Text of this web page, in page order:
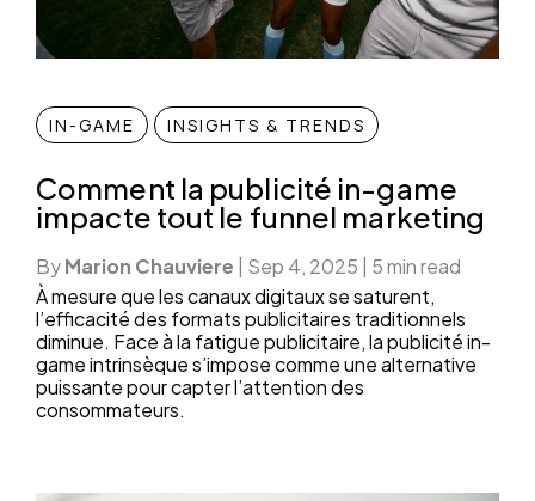
IN-GAME INSIGHTS & TRENDS
Comment la publicité in-game
impacte tout le funnel marketing
ByMarion Chauviere Sep 4, 2025
5 min read
À mesure que les canaux digitaux se saturent,
l’efficacité des formats publicitaires traditionnels
diminue. Face à la fatigue publicitaire, la publicité in-
game intrinsèque s’impose comme une alternative
puissante pour capter l’attention des
consommateurs.